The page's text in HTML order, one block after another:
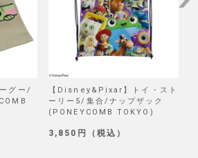
グー/
【Disney&Pixar】トイ・スト
ーリー5/集合/ナップザック
(PONEYCOMB TOKYO)
3,850円（税込）